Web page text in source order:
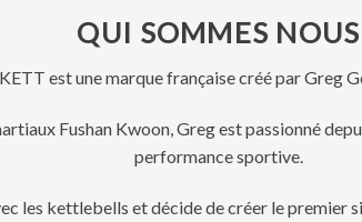
QUI SOMMES NOUS
est une marque française créé par Greg
Fushan Kwoon, Greg est passionné
performance sportive.
les kettlebells et décide de créer le premier